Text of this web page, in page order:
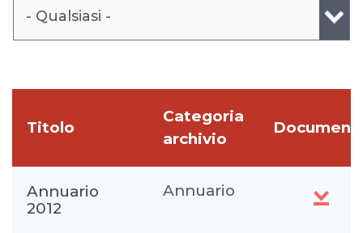
- Qualsiasi -
Titolo
Categoria
archivio
Annuario
2012
Annuario